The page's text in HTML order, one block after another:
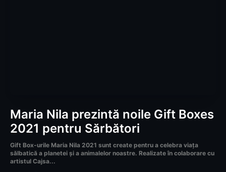
Maria Nila prezintă noile Gift Boxes
2021 pentru Sărbători
Gift Box-urile Maria Nila 2021 sunt create pentru a celebra viața
sălbatică a planetei și a animalelor noastre. Realizate în colaborare cu
artistul Cajsa...